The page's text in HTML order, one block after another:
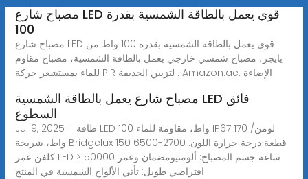
مصباح شارع LED قوي يعمل بالطاقة الشمسية بقدرة
100
مصباح شارع LED قوي يعمل بالطاقة الشمسية بقدرة 100 واط من
يايجر، مصباح شمسي خارجي يعمل بالطاقة الشمسية، مصباح مقاوم
للماء بمستشعر حركة PIR لتزيين الحديقة : Amazon.ae: الإضاءة
مصباح شارع يعمل بالطاقة الشمسية LED فائق
السطوع
Jul 9, 2025 · طاقة LED 100 واط، مقاومة للماء IP67 170 لومن/
واط، شريحة Bridgelux 150 قطعة درجة حرارة اللون: 2700-6500
كلفن عمر LED > 50000 ساعة جسم المصباح: ألومنيومضمان وعمر
افتراضي طويل: تأتي الألواح الشمسية في المنتج